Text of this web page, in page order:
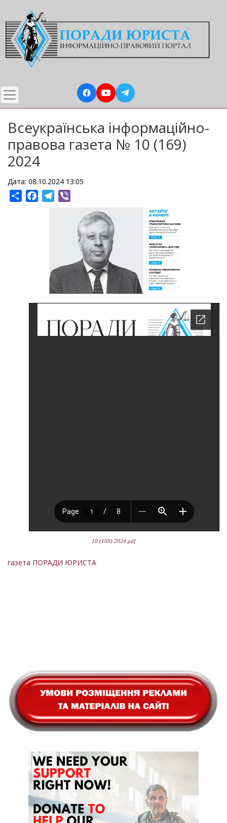
до
основного
вмісту
Всеукраїнська інформаційно-
правова газета № 10 (169)
2024
Дата: 08.10.2024 13:05
ShareFacebookTelegram
10 (169) 2024.pdf
газета ПОРАДИ ЮРИСТА